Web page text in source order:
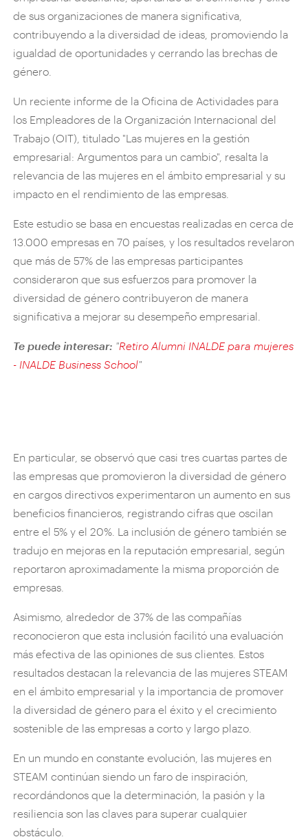
de sus organizaciones de manera significativa,
contribuyendo a la diversidad de ideas, promoviendo la
igualdad de oportunidades y cerrando las brechas de
género.
Un reciente informe de la Oficina de Actividades para
los Empleadores de la Organización Internacional del
Trabajo (OIT), titulado "Las mujeres en la gestión
empresarial: Argumentos para un cambio", resalta la
relevancia de las mujeres en el ámbito empresarial y su
impacto en el rendimiento de las empresas.
Este estudio se basa en encuestas realizadas en cerca de
13.000 empresas en 70 países, y los resultados revelaron
que más de 57% de las empresas participantes
consideraron que sus esfuerzos para promover la
diversidad de género contribuyeron de manera
significativa a mejorar su desempeño empresarial.
Te puede interesar: "Retiro Alumni INALDE para mujeres
- INALDE Business School"
En particular, se observó que casi tres cuartas partes de
las empresas que promovieron la diversidad de género
en cargos directivos experimentaron un aumento en sus
beneficios financieros, registrando cifras que oscilan
entre el 5% y el 20%. La inclusión de género también se
tradujo en mejoras en la reputación empresarial, según
reportaron aproximadamente la misma proporción de
empresas.
Asimismo, alrededor de 37% de las compañías
reconocieron que esta inclusión facilitó una evaluación
más efectiva de las opiniones de sus clientes. Estos
resultados destacan la relevancia de las mujeres STEAM
en el ámbito empresarial y la importancia de promover
la diversidad de género para el éxito y el crecimiento
sostenible de las empresas a corto y largo plazo.
En un mundo en constante evolución, las mujeres en
STEAM continúan siendo un faro de inspiración,
recordándonos que la determinación, la pasión y la
resiliencia son las claves para superar cualquier
obstáculo.